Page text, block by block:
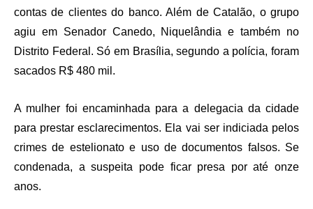
contas de clientes do banco. Além de Catalão, o grupo
agiu em Senador Canedo, Niquelândia e também no
Distrito Federal. Só em Brasília, segundo a polícia, foram
sacados R$ 480 mil.
A mulher foi encaminhada para a delegacia da cidade
para prestar esclarecimentos. Ela vai ser indiciada pelos
crimes de estelionato e uso de documentos falsos. Se
condenada, a suspeita pode ficar presa por até onze
anos.